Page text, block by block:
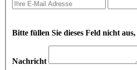
Bitte füllen Sie dieses Feld nicht
Nachricht